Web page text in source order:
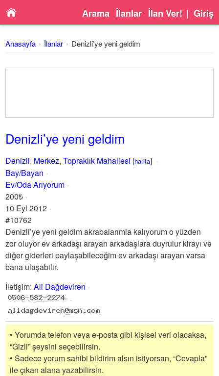
Arama İlanlar İlan Ver! | Giriş
Anasayfa İlanlar Denizli’ye yeni geldim
Denizli’ye yeni geldim
Denizli, Merkez,Topraklık Mahallesi [harita]
Bay/Bayan
Ev/Oda Arıyorum
200₺
10 Eyl 2012
#10762
Denizli’ye yeni geldim akrabalarımla kalıyorum o yüzden
zor oluyor ev arkadaşı arayan arkadaşlara duyrulur kirayı ve
diğer giderleri paylaşabileceğim ev arkadaşı arayan varsa
bana ulaşabilir.
İletişim:Ali Dağdeviren
• Yorumda telefon veya e-posta gibi kişisel veri olacaksa,
“Gizli” şeysini seçebilirsin.
• Sadece yorum sahibi bildirim alsın istiyorsan, “Cevapla”
ile çıkan alana yazabilirsin.